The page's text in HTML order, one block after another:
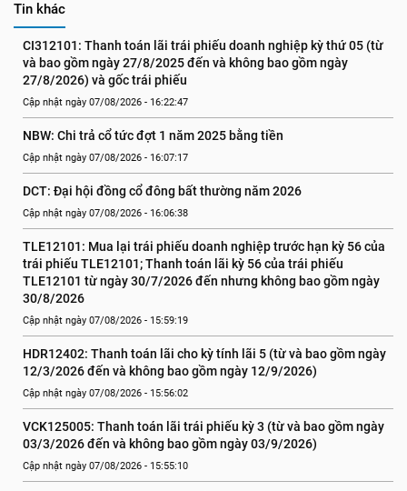
Tin khác
CI312101: Thanh toán lãi trái phiếu doanh nghiệp kỳ thứ 05 (từ
và bao gồm ngày 27/8/2025 đến và không bao gồm ngày
27/8/2026) và gốc trái phiếu
Cập nhật ngày 07/08/2026 - 16:22:47
NBW: Chi trả cổ tức đợt 1 năm 2025 bằng tiền
Cập nhật ngày 07/08/2026 - 16:07:17
DCT: Đại hội đồng cổ đông bất thường năm 2026
Cập nhật ngày 07/08/2026 - 16:06:38
TLE12101: Mua lại trái phiếu doanh nghiệp trước hạn kỳ 56 của
trái phiếu TLE12101; Thanh toán lãi kỳ 56 của trái phiếu
TLE12101 từ ngày 30/7/2026 đến nhưng không bao gồm ngày
30/8/2026
Cập nhật ngày 07/08/2026 - 15:59:19
HDR12402: Thanh toán lãi cho kỳ tính lãi 5 (từ và bao gồm ngày
12/3/2026 đến và không bao gồm ngày 12/9/2026)
Cập nhật ngày 07/08/2026 - 15:56:02
VCK125005: Thanh toán lãi trái phiếu kỳ 3 (từ và bao gồm ngày
03/3/2026 đến và không bao gồm ngày 03/9/2026)
Cập nhật ngày 07/08/2026 - 15:55:10